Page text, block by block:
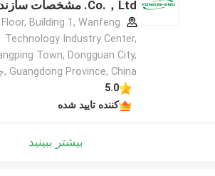
Co.，Ltd. مشخصات سازنده
Building 1, Wanfeng
Technology Industry Center,
Town, Dongguan City,
Guangdong Province, China ,چین
5.0
کننده تایید شده
بیشتر ببینید